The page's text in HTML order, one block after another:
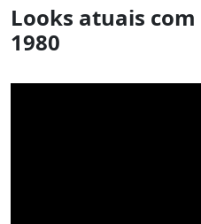
Looks atuais
1980